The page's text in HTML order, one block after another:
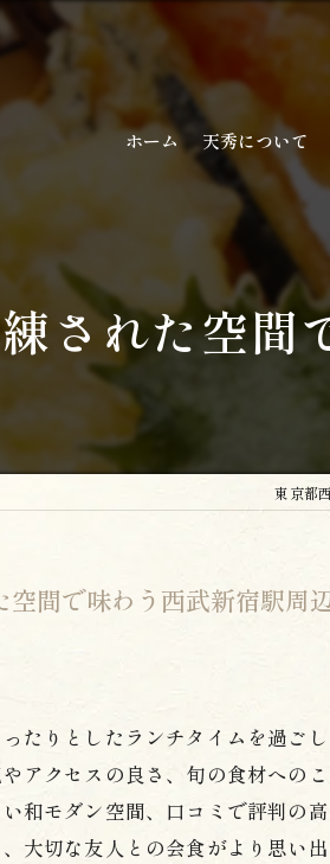
ホーム 天秀について
された空
東京都
間で味わう西武新宿駅周
たりとしたランチタイムを過ご
アクセスの良さ、旬の食材への
和モダン空間、口コミで評判の
大切な友人との会食がより思い